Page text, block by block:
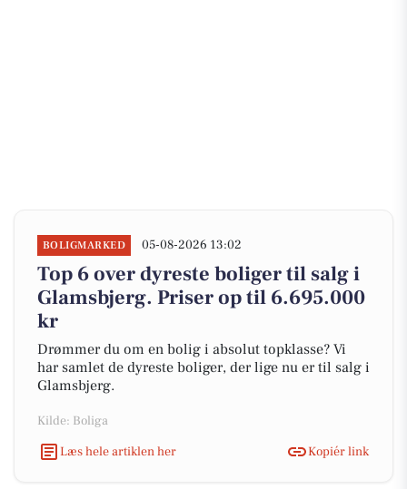
BOLIGMARKED 05-08-2026 13:02
Top 6 over dyreste boliger til salg i
Glamsbjerg. Priser op til 6.695.000
kr
Drømmer du om en bolig i absolut topklasse? Vi
har samlet de dyreste boliger, der lige nu er til salg i
Glamsbjerg.
Kilde: Boliga
Læs hele artiklen her
Kopiér link